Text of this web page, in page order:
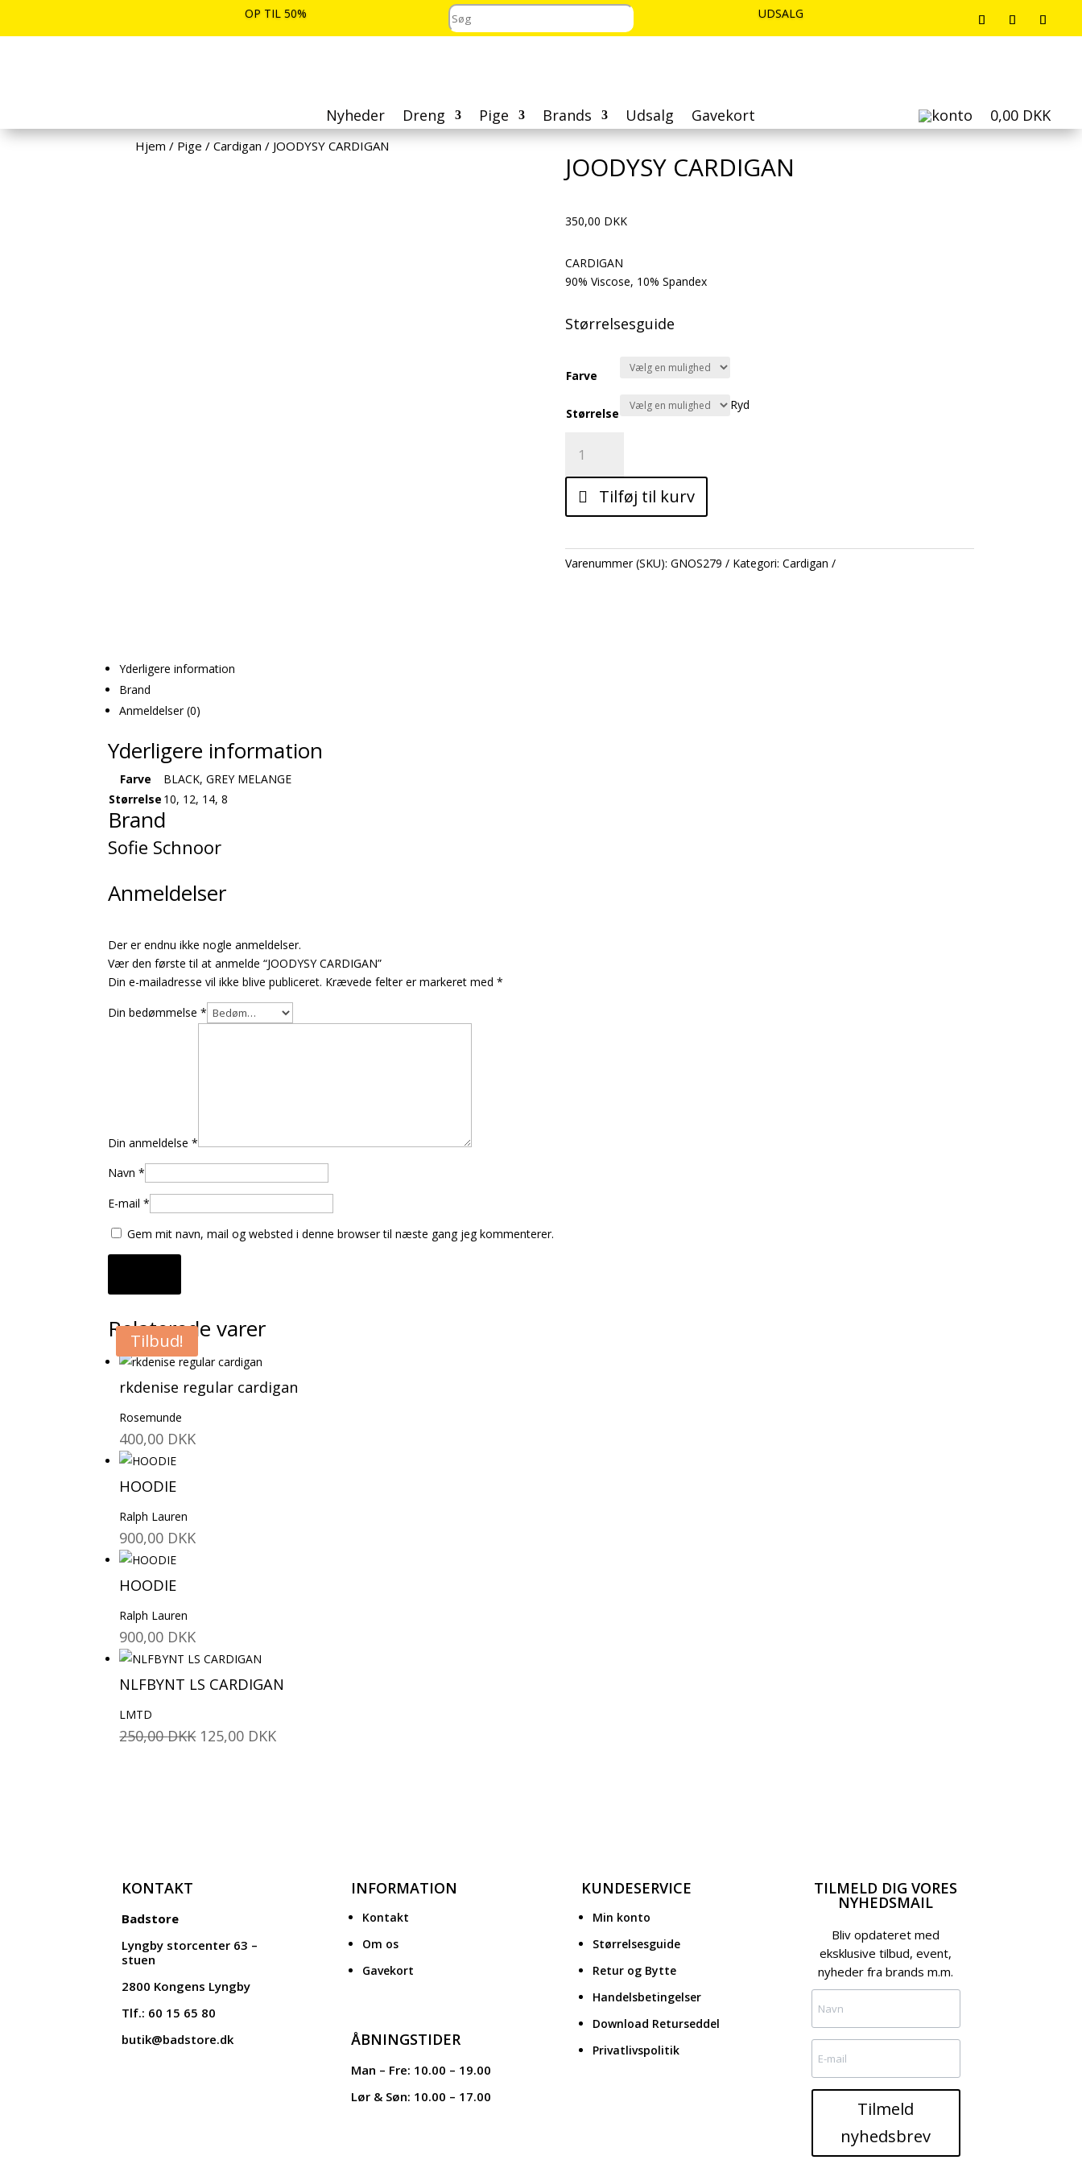
OP TIL 50%
UDSALG
UDSALG
Nyheder Dreng Pige Brands Udsalg Gavekort 0,00 DKK
Hjem / Pige / Cardigan / JOODYSY CARDIGAN
JOODYSY CARDIGAN
350,00 DKK
CARDIGAN
90% Viscose, 10% Spandex
Størrelsesguide
Farve
Størrelse
Ryd
CARDIGAN
antal
Tilføj til kurv
Varenummer (SKU): GNOS279 Kategori: Cardigan
Yderligere information
Brand
Anmeldelser (0)
Yderligere information
Farve
BLACK, GREY MELANGE
Størrelse 10, 12, 14, 8
Brand
Sofie Schnoor
Anmeldelser
Der er endnu ikke nogle anmeldelser.
Vær den første til at anmelde “JOODYSY CARDIGAN”
Din e-mailadresse vil ikke blive publiceret. Krævede felter er markeret med*
Din bedømmelse*
Din anmeldelse*
Navn*
E-mail*
Gem mit navn, mail og websted i denne browser til næste gang jeg kommenterer.
Relaterede varer
rkdenise regular cardigan
Rosemunde
400,00 DKK
HOODIE
Ralph Lauren
900,00 DKK
HOODIE
Ralph Lauren
900,00 DKK
Tilbud!
NLFBYNT LS CARDIGAN
LMTD
250,00DKK Den
125,00 DKKDen
KONTAKT
Badstore
Lyngby storcenter 63 –
stuen
2800 Kongens Lyngby
Tlf.: 60 15 65 80
butik@badstore.dk
INFORMATION
Kontakt
Om os
Gavekort
ÅBNINGSTIDER
Man – Fre: 10.00 – 19.00
Lør & Søn: 10.00 – 17.00
KUNDESERVICE
Min konto
Størrelsesguide
Retur og Bytte
Handelsbetingelser
Download Returseddel
Privatlivspolitik
TILMELD DIG VORES
NYHEDSMAIL
Bliv opdateret med
eksklusive tilbud, event,
nyheder fra brands m.m.
Tilmeld
nyhedsbrev